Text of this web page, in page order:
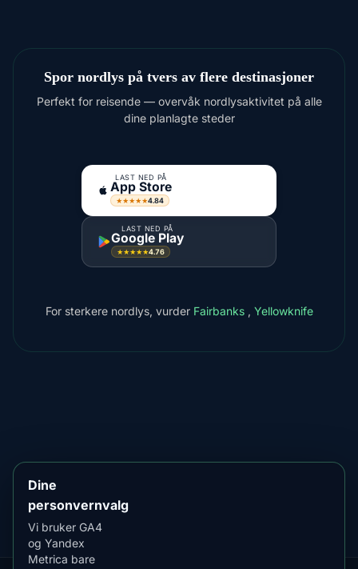
Spor nordlys på tvers av flere destinasjoner
Perfekt for reisende — overvåk nordlysaktivitet på alle
dine planlagte steder
LAST NED PÅ
App Store
★★★★★4.84
LAST NED PÅ
Google Play
★★★★★4.76
For sterkere nordlys, vurder Fairbanks , Yellowknife
Google Play
Dine
personvernvalg
Vi bruker GA4
og Yandex
Metrica bare